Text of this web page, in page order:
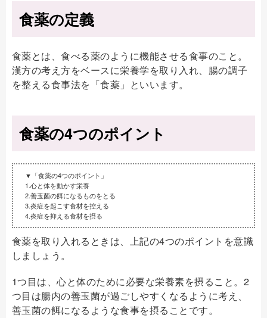
食薬の定義
食薬とは、食べる薬のように機能させる食事のこと。
漢方の考え方をベースに栄養学を取り入れ、腸の調子
を整える食事法を「食薬」といいます。
食薬の4つのポイント
▼「食薬の4つのポイント」
1.心と体を動かす栄養
2.善玉菌の餌になるものをとる
3.炎症を起こす食材を控える
4.炎症を抑える食材を摂る
食薬を取り入れるときは、上記の4つのポイントを意識
しましょう。
1つ目は、心と体のために必要な栄養素を摂ること。2
つ目は腸内の善玉菌が過ごしやすくなるように考え、
善玉菌の餌になるような食事を摂ることです。